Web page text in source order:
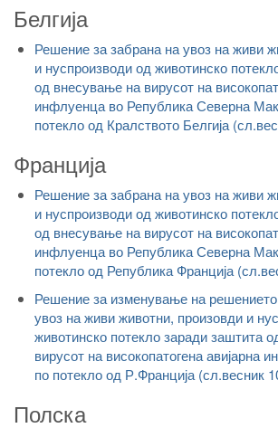
Белгија
Решение за забрана на увоз на живи
и нуспроизводи од животинско
од внесување на вирусот на
инфлуенца во Република Северна
потекло од Кралството Белгија
Франција
Решение за забрана на увоз на живи
и нуспроизводи од животинско
од внесување на вирусот на
инфлуенца во Република Северна
потекло од Република Франција
Решение за изменување на
увоз на живи животни, произовди и
животинско потекло заради заштита
вирусот на високопатогена
по потекло од Р.Франција (сл.весник
Полска